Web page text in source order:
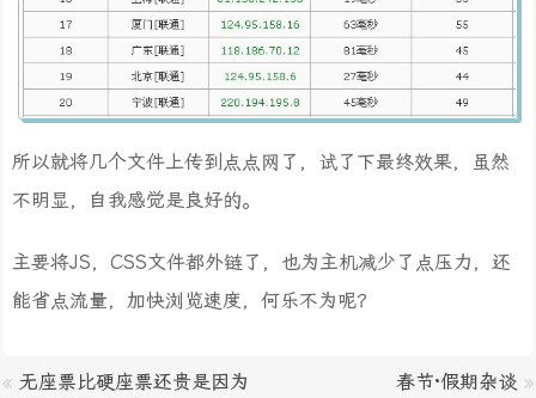
所以就将几个文件上传到点点网了，试了下最终效果，虽然
不明显，自我感觉是良好的。
主要将JS，CSS文件都外链了，也为主机减少了点压力，还
能省点流量，加快浏览速度，何乐不为呢？
« 无座票比硬座票还贵是因为
春节·假期杂谈 »